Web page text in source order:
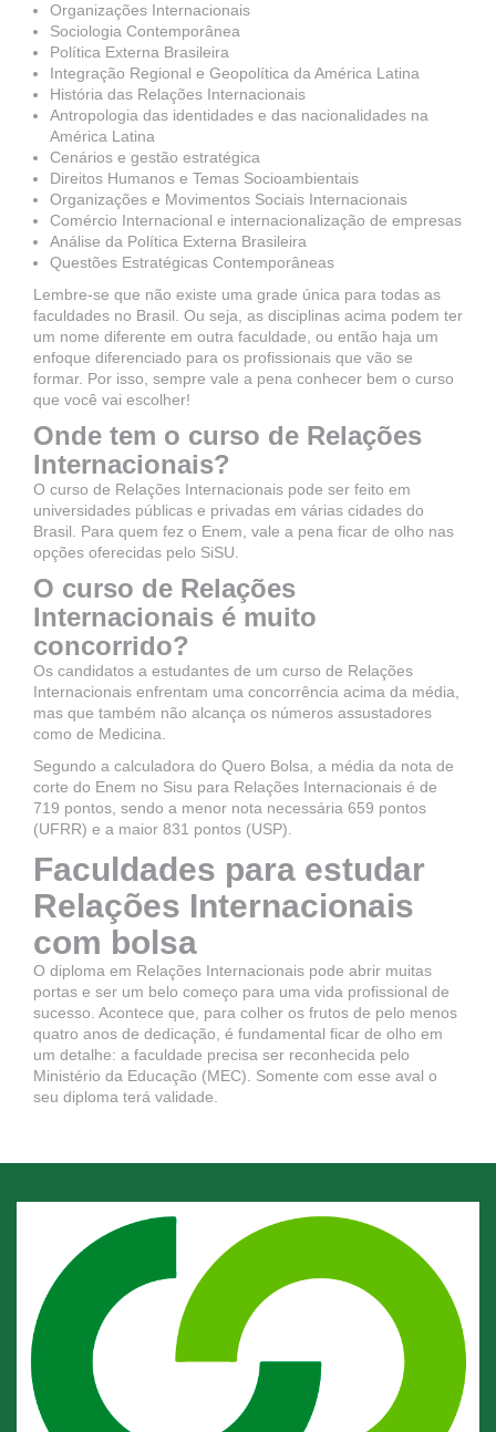
Organizações Internacionais
Sociologia Contemporânea
Política Externa Brasileira
Integração Regional e Geopolítica da América Latina
História das Relações Internacionais
Antropologia das identidades e das nacionalidades na
América Latina
Cenários e gestão estratégica
Direitos Humanos e Temas Socioambientais
Organizações e Movimentos Sociais Internacionais
Comércio Internacional e internacionalização de empresas
Análise da Política Externa Brasileira
Questões Estratégicas Contemporâneas
Lembre-se que não existe uma grade única para todas as
faculdades no Brasil. Ou seja, as disciplinas acima podem ter
um nome diferente em outra faculdade, ou então haja um
enfoque diferenciado para os profissionais que vão se
formar. Por isso, sempre vale a pena conhecer bem o curso
que você vai escolher!
Onde tem o curso de Relações
Internacionais?
O curso de Relações Internacionais pode ser feito em
universidades públicas e privadas em várias cidades do
Brasil. Para quem fez o Enem, vale a pena ficar de olho nas
opções oferecidas pelo SiSU.
O curso de Relações
Internacionais é muito
concorrido?
Os candidatos a estudantes de um curso de Relações
Internacionais enfrentam uma concorrência acima da média,
mas que também não alcança os números assustadores
como de Medicina.
Segundo a calculadora do Quero Bolsa, a média da nota de
corte do Enem no Sisu para Relações Internacionais é de
719 pontos, sendo a menor nota necessária 659 pontos
(UFRR) e a maior 831 pontos (USP).
Faculdades para estudar
Relações Internacionais
com bolsa
O diploma em Relações Internacionais pode abrir muitas
portas e ser um belo começo para uma vida profissional de
sucesso. Acontece que, para colher os frutos de pelo menos
quatro anos de dedicação, é fundamental ficar de olho em
um detalhe: a faculdade precisa ser reconhecida pelo
Ministério da Educação (MEC). Somente com esse aval o
seu diploma terá validade.